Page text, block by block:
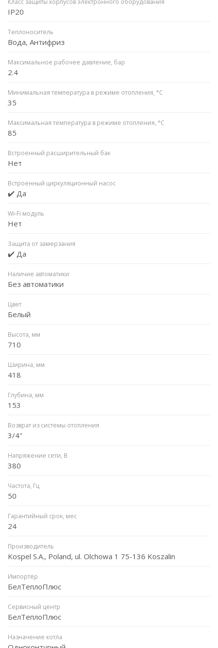
Класс защиты корпусов электронного оборудования
IP20
Теплоноситель
Вода, Антифриз
Максимальное рабочее давление, бар
2.4
Минимальная температура в режиме отопления, °C
35
Максимальная температура в режиме отопления, °C
85
Встроенный расширительный бак
Нет
Встроенный циркуляционный насос
✔️ Да
Wi-Fi модуль
Нет
Защита от замерзания
✔️ Да
Наличие автоматики
Без автоматики
Цвет
Белый
Высота, мм
710
Ширина, мм
418
Глубина, мм
153
Возврат из системы отопления
3/4"
Напряжение сети, В
380
Частота, Гц
50
Гарантийный срок, мес
24
Производитель
Kospel S.A., Poland, ul. Olchowa 1 75-136 Koszalin
Импортёр
БелТеплоПлюс
Сервисный центр
БелТеплоПлюс
Назначение котла